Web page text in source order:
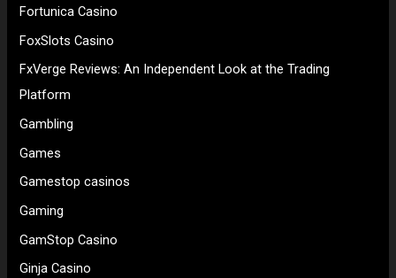
Fortunica Casino
FoxSlots Casino
FxVerge Reviews: An Independent Look at the Trading
Platform
Gambling
Games
Gamestop casinos
Gaming
GamStop Casino
Ginja Casino